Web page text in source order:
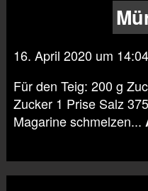
16. April 2020 um
Für den Teig: 200 g
Zucker 1 Prise Salz
Magarine schmelzen...